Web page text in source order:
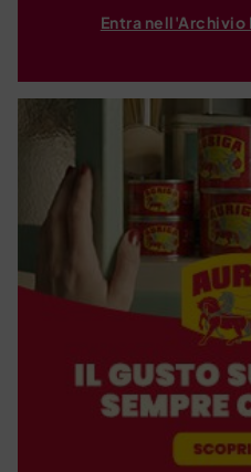
Entra nell'Archivio